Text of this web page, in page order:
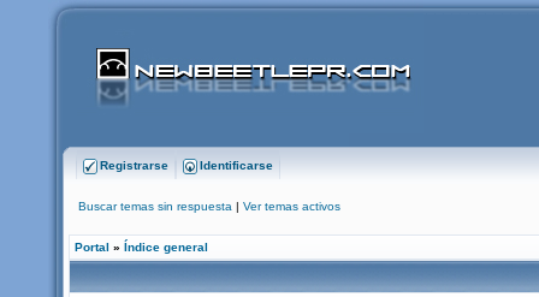
Registrarse Identificarse
Buscar temas sin respuesta | Ver temas activos
Portal » Índice general